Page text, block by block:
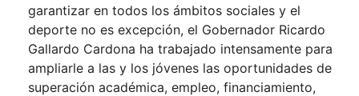
garantizar en todos los ámbitos sociales y el
deporte no es excepción, el Gobernador Ricardo
Gallardo Cardona ha trabajado intensamente para
ampliarle a las y los jóvenes las oportunidades de
superación académica, empleo, financiamiento,